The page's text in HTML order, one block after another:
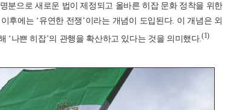
분으로 새로운 법이 제정되고 올바른 히잡 문화 정착을 위한
후에는 ‘유연한 전쟁’이라는 개념이 도입된다. 이 개념은 외
‘나쁜 히잡’의 관행을 확산하고 있다는 것을 의미했다.(1)